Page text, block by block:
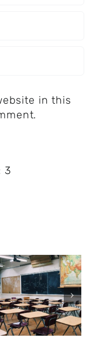
in this
3
Pro Tag
werden
den
Messenger
Dienst
App 60
Milliarden